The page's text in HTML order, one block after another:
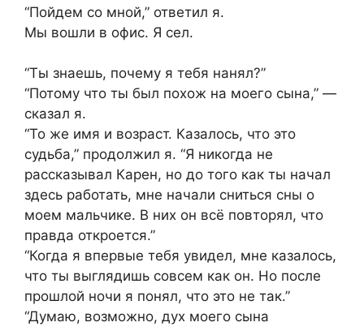
“Пойдем со мной,” ответил я.
Мы вошли в офис. Я сел.
“Ты знаешь, почему я тебя нанял?”
“Потому что ты был похож на моего сына,” —
сказал я.
“То же имя и возраст. Казалось, что это
судьба,” продолжил я. “Я никогда не
рассказывал Карен, но до того как ты начал
здесь работать, мне начали сниться сны о
моем мальчике. В них он всё повторял, что
правда откроется.”
“Когда я впервые тебя увидел, мне казалось,
что ты выглядишь совсем как он. Но после
прошлой ночи я понял, что это не так.”
“Думаю, возможно, дух моего сына